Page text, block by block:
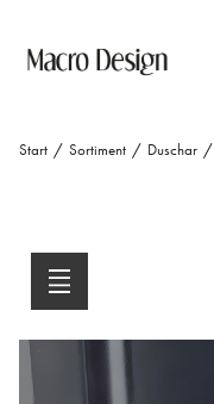
Start / Sortiment / Duschar /